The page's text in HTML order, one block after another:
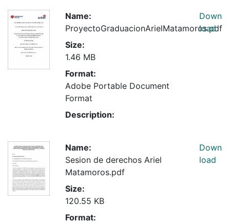
Name:
ProyectoGraduacionArielMatamoros.pdf
Size:
1.46 MB
Format:
Adobe Portable Document
Format
Description:
Down
load
Name:
Sesion de derechos Ariel
Matamoros.pdf
Size:
120.55 KB
Format:
Down
load